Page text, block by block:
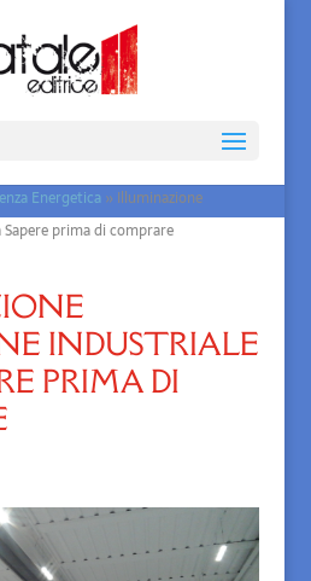
Energetica » Illuminazione
Sapere prima di comprare
INDUSTRIALE
PRIMA DI